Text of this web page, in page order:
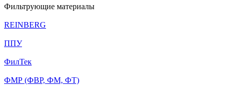
Фильтрующие материалы
REINBERG
ППУ
ФилТек
ФМР (ФВР, ФМ, ФТ)